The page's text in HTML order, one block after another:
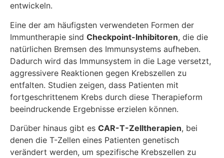
entwickeln.
Eine der am häufigsten verwendeten Formen der
Immuntherapie sind Checkpoint-Inhibitoren, die die
natürlichen Bremsen des Immunsystems aufheben.
Dadurch wird das Immunsystem in die Lage versetzt,
aggressivere Reaktionen gegen Krebszellen zu
entfalten. Studien zeigen, dass Patienten mit
fortgeschrittenem Krebs durch diese Therapieform
beeindruckende Ergebnisse erzielen können.
Darüber hinaus gibt es CAR-T-Zelltherapien, bei
denen die T-Zellen eines Patienten genetisch
verändert werden, um spezifische Krebszellen zu